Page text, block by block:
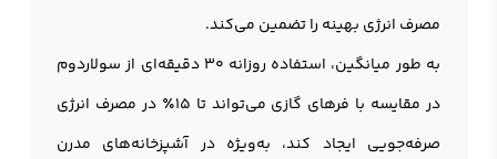
مصرف انرژی بهینه را تضمین می‌کند.
به طور میانگین، استفاده روزانه 30 دقیقه‌ای از سولاردوم
در مقایسه با فرهای گازی می‌تواند تا 15٪ در مصرف انرژی
صرفه‌جویی ایجاد کند، به‌ویژه در آشپزخانه‌های مدرن